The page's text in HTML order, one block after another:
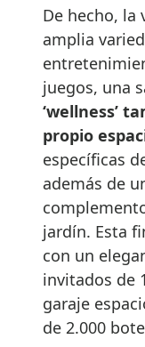
De hecho, la
amplia
juegos, una
‘wellness’
propio
específicas
además de
jardín. Esta
con un
invitados de
garaje
de 2.000